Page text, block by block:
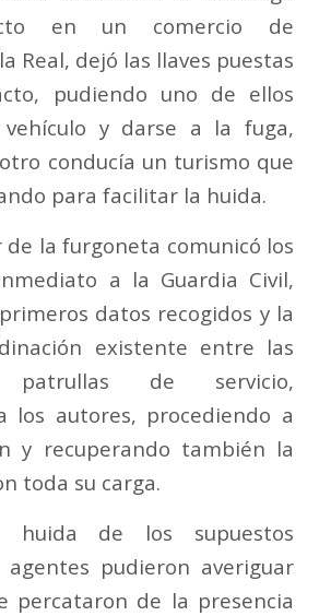
en un comercio de
Real, dejó las llaves puestas
pudiendo uno de ellos
y darse a la fuga,
conducía un turismo que
para facilitar la huida.
de la furgoneta comunicó los
a la Guardia Civil,
datos recogidos y la
existente entre las
patrullas de servicio,
los autores, procediendo a
y recuperando también la
toda su carga.
huida de los supuestos
agentes pudieron averiguar
percataron de la presencia